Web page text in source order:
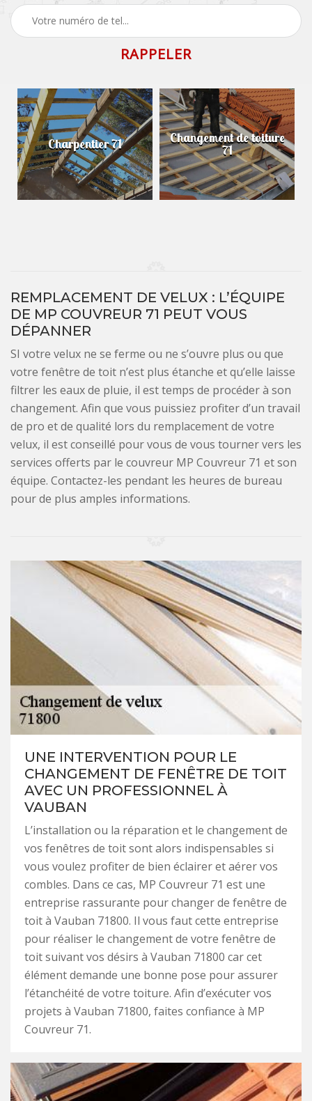
Charpentier 71 Changement de toiture
71
REMPLACEMENT DE VELUX : L’ÉQUIPE
DE MP COUVREUR 71 PEUT VOUS
DÉPANNER
SI votre velux ne se ferme ou ne s’ouvre plus ou que
votre fenêtre de toit n’est plus étanche et qu’elle laisse
filtrer les eaux de pluie, il est temps de procéder à son
changement. Afin que vous puissiez profiter d’un travail
de pro et de qualité lors du remplacement de votre
velux, il est conseillé pour vous de vous tourner vers les
services offerts par le couvreur MP Couvreur 71 et son
équipe. Contactez-les pendant les heures de bureau
pour de plus amples informations.
UNE INTERVENTION POUR LE
CHANGEMENT DE FENÊTRE DE TOIT
AVEC UN PROFESSIONNEL À
VAUBAN
L’installation ou la réparation et le changement de
vos fenêtres de toit sont alors indispensables si
vous voulez profiter de bien éclairer et aérer vos
combles. Dans ce cas, MP Couvreur 71 est une
entreprise rassurante pour changer de fenêtre de
toit à Vauban 71800. Il vous faut cette entreprise
pour réaliser le changement de votre fenêtre de
toit suivant vos désirs à Vauban 71800 car cet
élément demande une bonne pose pour assurer
l’étanchéité de votre toiture. Afin d’exécuter vos
projets à Vauban 71800, faites confiance à MP
Couvreur 71.